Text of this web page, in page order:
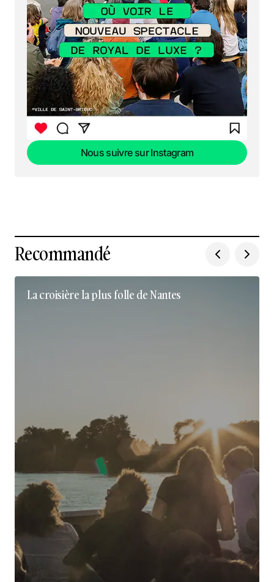
Nous suivre sur Instagram
Recommandé
La croisière la plus folle de Nantes